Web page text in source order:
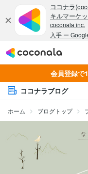
会員登録で
ココナラブログ
ホーム ブログトップ